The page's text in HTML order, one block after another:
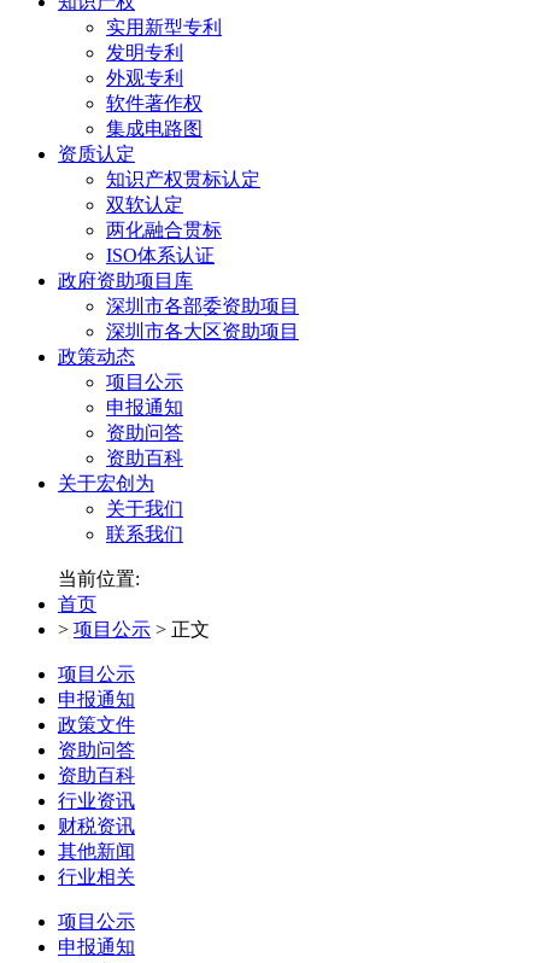
实用新型专利
发明专利
外观专利
软件著作权
集成电路图
资质认定
知识产权贯标认定
双软认定
两化融合贯标
ISO体系认证
政府资助项目库
深圳市各部委资助项目
深圳市各大区资助项目
政策动态
项目公示
申报通知
资助问答
资助百科
关于宏创为
关于我们
联系我们
当前位置:
首页
> 项目公示 > 正文
项目公示
申报通知
政策文件
资助问答
资助百科
行业资讯
财税资讯
其他新闻
行业相关
项目公示
申报通知